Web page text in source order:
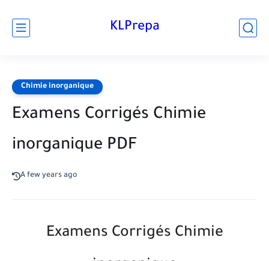
KLPrepa
Chimie inorganique
Examens Corrigés Chimie
inorganique PDF
A few years ago
Examens Corrigés Chimie